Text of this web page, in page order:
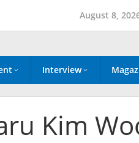
August 8,
Interview
Kim